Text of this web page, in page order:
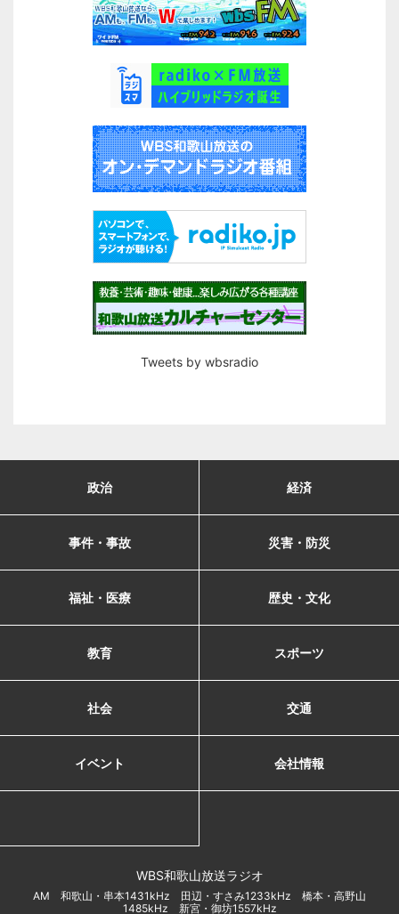
Tweets by wbsradio
政治 経済
事件・事故 災害・防災
福祉・医療 歴史・文化
教育 スポーツ
社会 交通
イベント 会社情報
WBS和歌山放送ラジオ
AM 和歌山・串本1431kHz 田辺・すさみ1233kHz 橋本・高野山
1485kHz 新宮・御坊1557kHz